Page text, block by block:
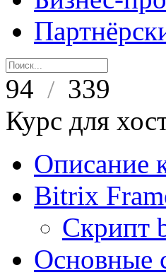
94 / 339
Курс для
Описание
Bitrix
Скрипт
Основные